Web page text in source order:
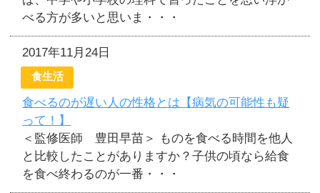
べる方が多いと思いま・・・
2017年11月24日
食生活
食べるのが遅い人の性格とは【病気の可能性も疑
って！】
＜監修医師 豊田早苗＞ ものを食べる時間を他人
と比較したことがありますか？子供の頃なら給食
を食べ終わるのが一番・・・